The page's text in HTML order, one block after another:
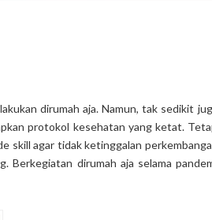
dirumah aja selama pandemi